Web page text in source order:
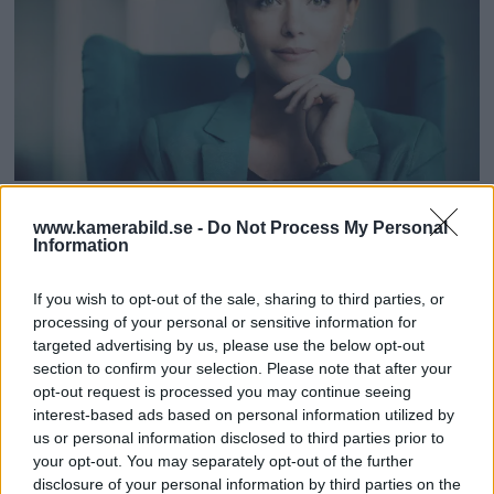
www.kamerabild.se - Do Not Process My Personal
Information
If you wish to opt-out of the sale, sharing to third parties, or
processing of your personal or sensitive information for
targeted advertising by us, please use the below opt-out
section to confirm your selection. Please note that after your
opt-out request is processed you may continue seeing
interest-based ads based on personal information utilized by
us or personal information disclosed to third parties prior to
your opt-out. You may separately opt-out of the further
disclosure of your personal information by third parties on the
with member states in December 2023,
was endorsed by MEPs with 523 votes
in favour, 46 against and 49
It aims to protect fundamental rights,
democracy, the rule of law and
high-risk AI, while boosting innovation
and establishing Europe as a leader in
the field. The regulation establishes
obligations for AI based on its
potential risks and level of impact.
Adobe släpper Firefly
Image 2: AI-motor som är
bättre på människor
Adobe släpper nu en andra version av sin AI-motor
Firefly som ska ge mer trovärdiga bilder på
människor. Kamera & Bild har testat – här är
resultaten.